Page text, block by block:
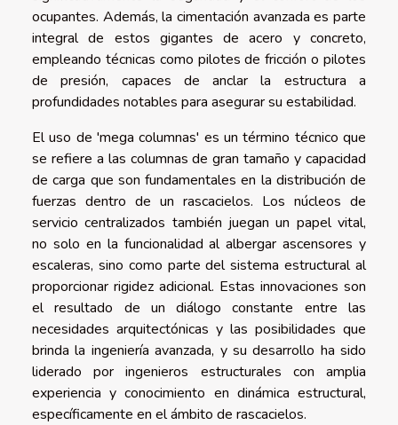
ocupantes. Además, la cimentación avanzada es parte
integral de estos gigantes de acero y concreto,
empleando técnicas como pilotes de fricción o pilotes
de presión, capaces de anclar la estructura a
profundidades notables para asegurar su estabilidad.
El uso de 'mega columnas' es un término técnico que
se refiere a las columnas de gran tamaño y capacidad
de carga que son fundamentales en la distribución de
fuerzas dentro de un rascacielos. Los núcleos de
servicio centralizados también juegan un papel vital,
no solo en la funcionalidad al albergar ascensores y
escaleras, sino como parte del sistema estructural al
proporcionar rigidez adicional. Estas innovaciones son
el resultado de un diálogo constante entre las
necesidades arquitectónicas y las posibilidades que
brinda la ingeniería avanzada, y su desarrollo ha sido
liderado por ingenieros estructurales con amplia
experiencia y conocimiento en dinámica estructural,
específicamente en el ámbito de rascacielos.